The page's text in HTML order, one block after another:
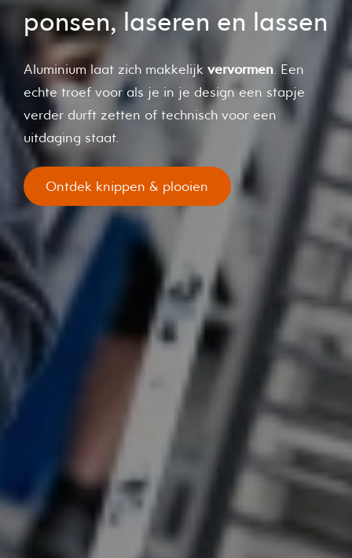
ponsen, laseren en lassen
Aluminium laat zich makkelijk vervormen. Een
echte troef voor als je in je design een stapje
verder durft zetten of technisch voor een
uitdaging staat.
Ontdek knippen & plooien